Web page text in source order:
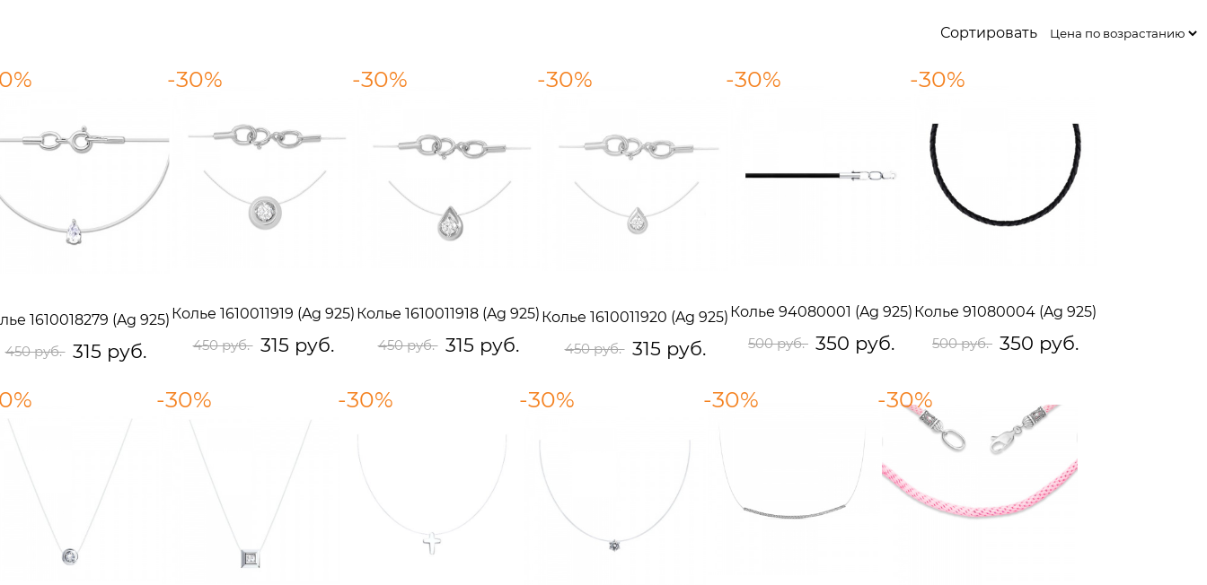
Сортировать
1610018279 (Ag 925)
450 руб. 315 руб.
-30%
Колье 1610011919 (Ag 925)
450 руб. 315 руб.
-30%
Колье 1610011918 (Ag 925)
450 руб. 315 руб.
-30%
Колье 1610011920 (Ag 925)
450 руб. 315 руб.
-30%
Колье 94080001 (Ag 925)
500 руб. 350 руб.
-30%
Колье 91080004 (Ag 925)
500 руб. 350 руб.
-30% -30% -30% -30% -30%